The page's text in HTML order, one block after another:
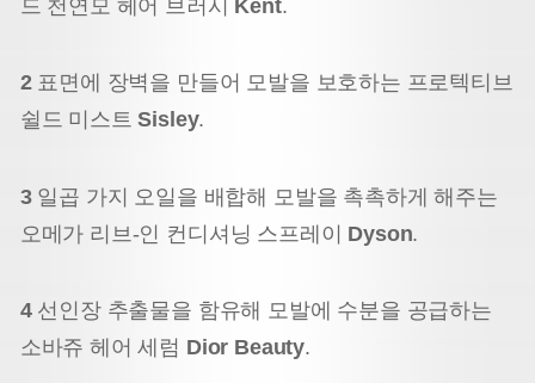
드 천연모 헤어 브러시 Kent.
2 표면에 장벽을 만들어 모발을 보호하는 프로텍티브
쉴드 미스트Sisley.
3 일곱 가지 오일을 배합해 모발을 촉촉하게 해주는
오메가 리브-인 컨디셔닝 스프레이 Dyson.
4 선인장 추출물을 함유해 모발에 수분을 공급하는
소바쥬 헤어 세럼 Dior Beauty.